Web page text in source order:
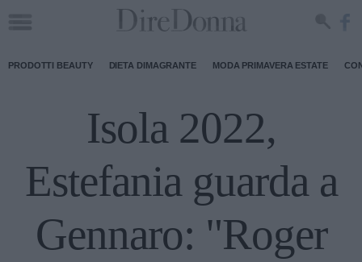
PRODOTTI BEAUTY DIETA DIMAGRANTE MODA PRIMAVERA ESTATE
Isola 2022,
Estefania guarda a
Gennaro: "Roger